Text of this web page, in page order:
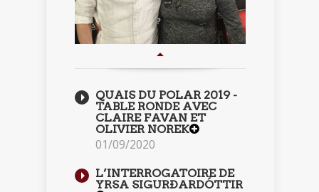
QUAIS DU POLAR 2019 -
TABLE RONDE AVEC
CLAIRE FAVAN ET
OLIVIER NOREK
01/09/2020
L’INTERROGATOIRE DE
YRSA SIGURÐARDÓTTIR